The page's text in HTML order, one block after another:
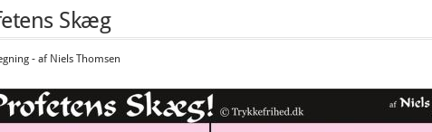
Skæg
- af Niels Thomsen